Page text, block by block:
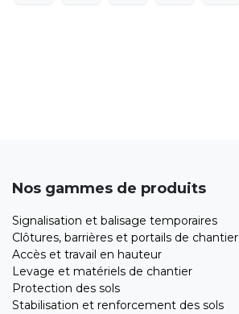
Nos gammes de produits
Signalisation et balisage temporaires
Clôtures, barrières et portails de chantier
Accès et travail en hauteur
Levage et matériels de chantier
Protection des sols
Stabilisation et renforcement des sols